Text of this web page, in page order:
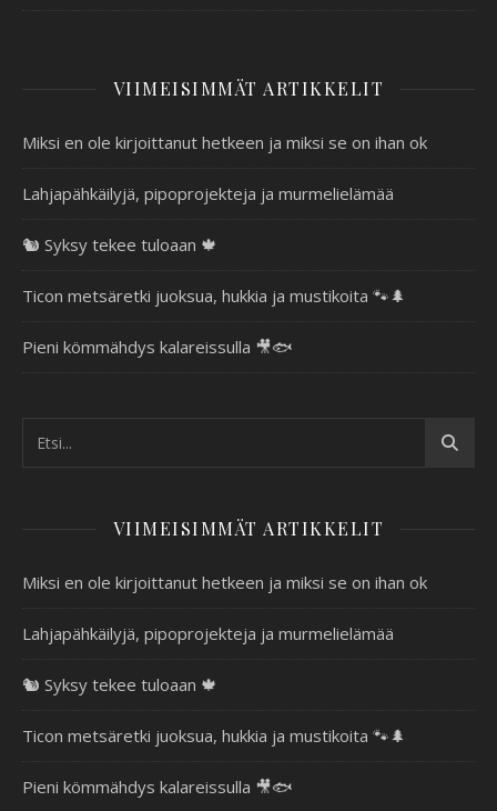
VIIMEISIMMÄT ARTIKKELIT
Miksi en ole kirjoittanut hetkeen ja miksi se on ihan ok
Lahjapähkäilyjä, pipoprojekteja ja murmelielämää
🐿️ Syksy tekee tuloaan 🍁
Ticon metsäretki juoksua, hukkia ja mustikoita 🐾🌲
Pieni kömmähdys kalareissulla 🎥🐟
VIIMEISIMMÄT ARTIKKELIT
Miksi en ole kirjoittanut hetkeen ja miksi se on ihan ok
Lahjapähkäilyjä, pipoprojekteja ja murmelielämää
🐿️ Syksy tekee tuloaan 🍁
Ticon metsäretki juoksua, hukkia ja mustikoita 🐾🌲
Pieni kömmähdys kalareissulla 🎥🐟